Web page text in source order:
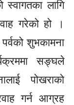
लागि
गरेको हो ।
शुभकामना
सङ्घले
पोखराको
गर्न आग्रह